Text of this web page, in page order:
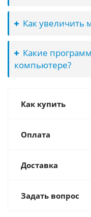
Как увеличить
Какие
компьютере?
Как купить
Оплата
Доставка
Задать вопрос